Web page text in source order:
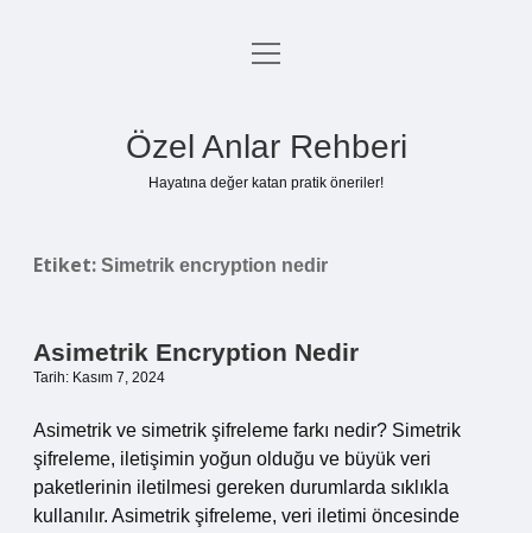
Anasayfa
menüyü
Özel Anlar Rehberi
Hayatına değer katan pratik öneriler!
Etiket: Simetrik encryption nedir
Asimetrik Encryption Nedir
Tarih: Kasım 7, 2024
Asimetrik ve simetrik şifreleme farkı nedir? Simetrik
şifreleme, iletişimin yoğun olduğu ve büyük veri
paketlerinin iletilmesi gereken durumlarda sıklıkla
kullanılır. Asimetrik şifreleme, veri iletimi öncesinde